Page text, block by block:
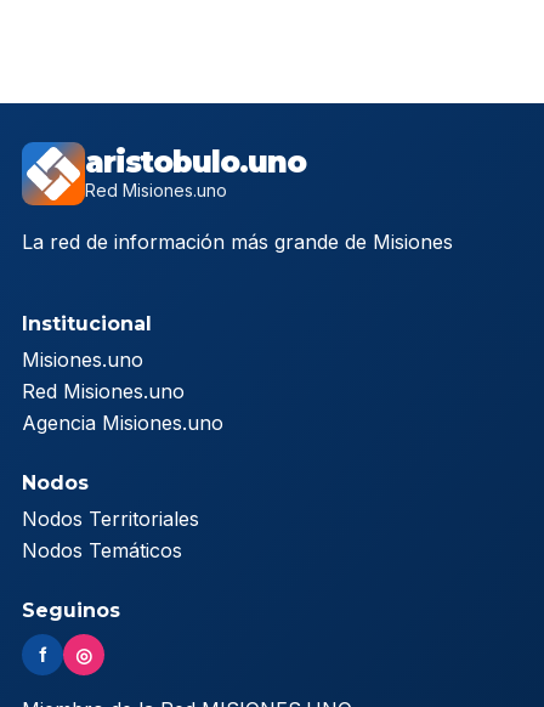
aristobulo.uno
Red Misiones.uno
La red de información más grande de Misiones
Institucional
Misiones.uno
Red Misiones.uno
Agencia Misiones.uno
Nodos
Nodos Territoriales
Nodos Temáticos
Seguinos
f ◎